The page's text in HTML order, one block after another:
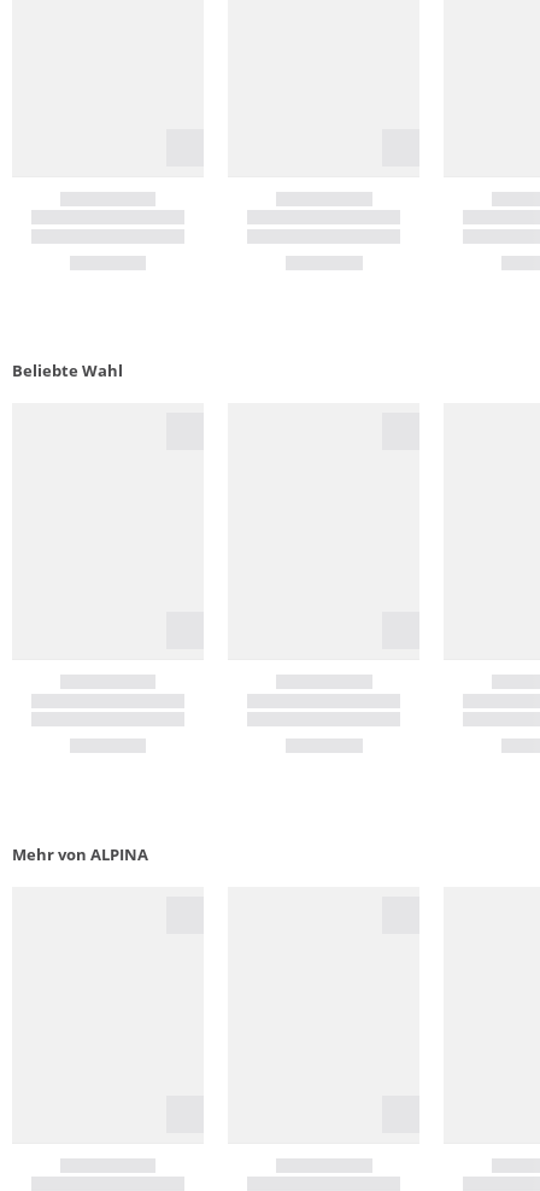
Beliebte Wahl
Mehr von ALPINA